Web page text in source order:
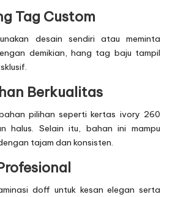
Tag Custom
desain sendiri atau meminta
demikian, hang tag baju tampil
Berkualitas
pilihan seperti kertas ivory 260
halus. Selain itu, bahan ini mampu
tajam dan konsisten.
doff untuk kesan elegan serta